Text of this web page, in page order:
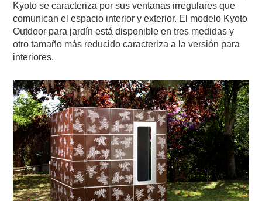
Kyoto se caracteriza por sus ventanas irregulares que
comunican el espacio interior y exterior. El modelo Kyoto
Outdoor para jardín está disponible en tres medidas y
otro tamaño más reducido caracteriza a la versión para
interiores.